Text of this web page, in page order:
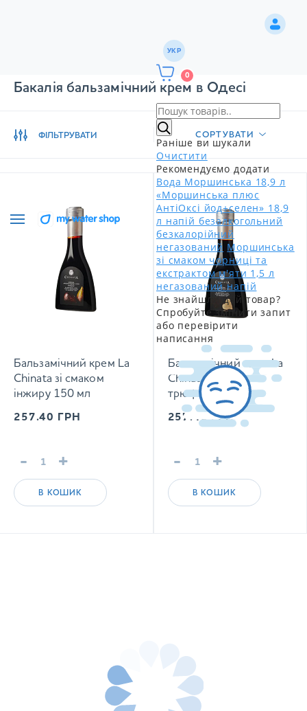
УКР
0
Раніше ви шукали
Очистити
Рекомендуємо додати
Вода Моршинська 18,9 л
«Моршинська плюс
АнтіОксі йод+селен» 18,9
л напій безалкогольний
безкалорійний
негазований Моршинська
зі смаком чорниці та
екстрактом м'яти 1,5 л
негазований напій
Не знайшли цей товар?
Спробуйте змінити запит
або перевірити
написання
Бакалія бальзамічний крем в Одесі
ФІЛЬТРУВАТИ СОРТУВАТИ
Бальзамічний крем La
Chinata зі смаком
інжиру 150 мл
257.40 ГРН
- +
В КОШИК
Бальзамічний крем La
Chinata зі смаком
трюфелів 150 мл
257.40ГРН
- +
В КОШИК